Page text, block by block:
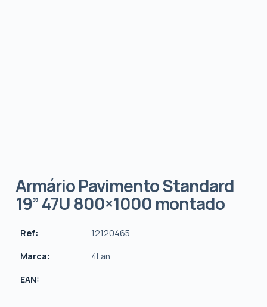
Armário Pavimento Standard
19” 47U 800×1000 montado
Ref: 12120465
Marca: 4Lan
EAN: